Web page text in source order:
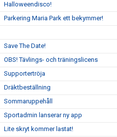
Halloweendisco!
Parkering Maria Park ett bekymmer!
Save The Date!
OBS! Tävlings- och träningslicens
Supportertröja
Dräktbeställning
Sommaruppehåll
Sportadmin lanserar ny app
Lite skryt kommer lastat!